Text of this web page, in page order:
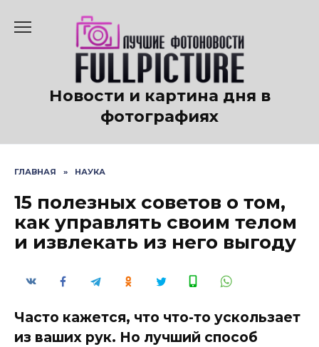
содержанию
Новости и картина дня в
фотографиях
ГЛАВНАЯ » НАУКА
15 полезных советов о том,
как управлять своим телом
и извлекать из него выгоду
Часто кажется, что что-то ускользает
из ваших рук. Но лучший способ